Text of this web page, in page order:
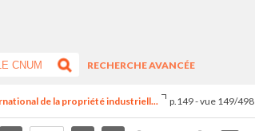
RECHERCHE AVANCÉE
de la propriété industriell... p.149 - vue 149/498